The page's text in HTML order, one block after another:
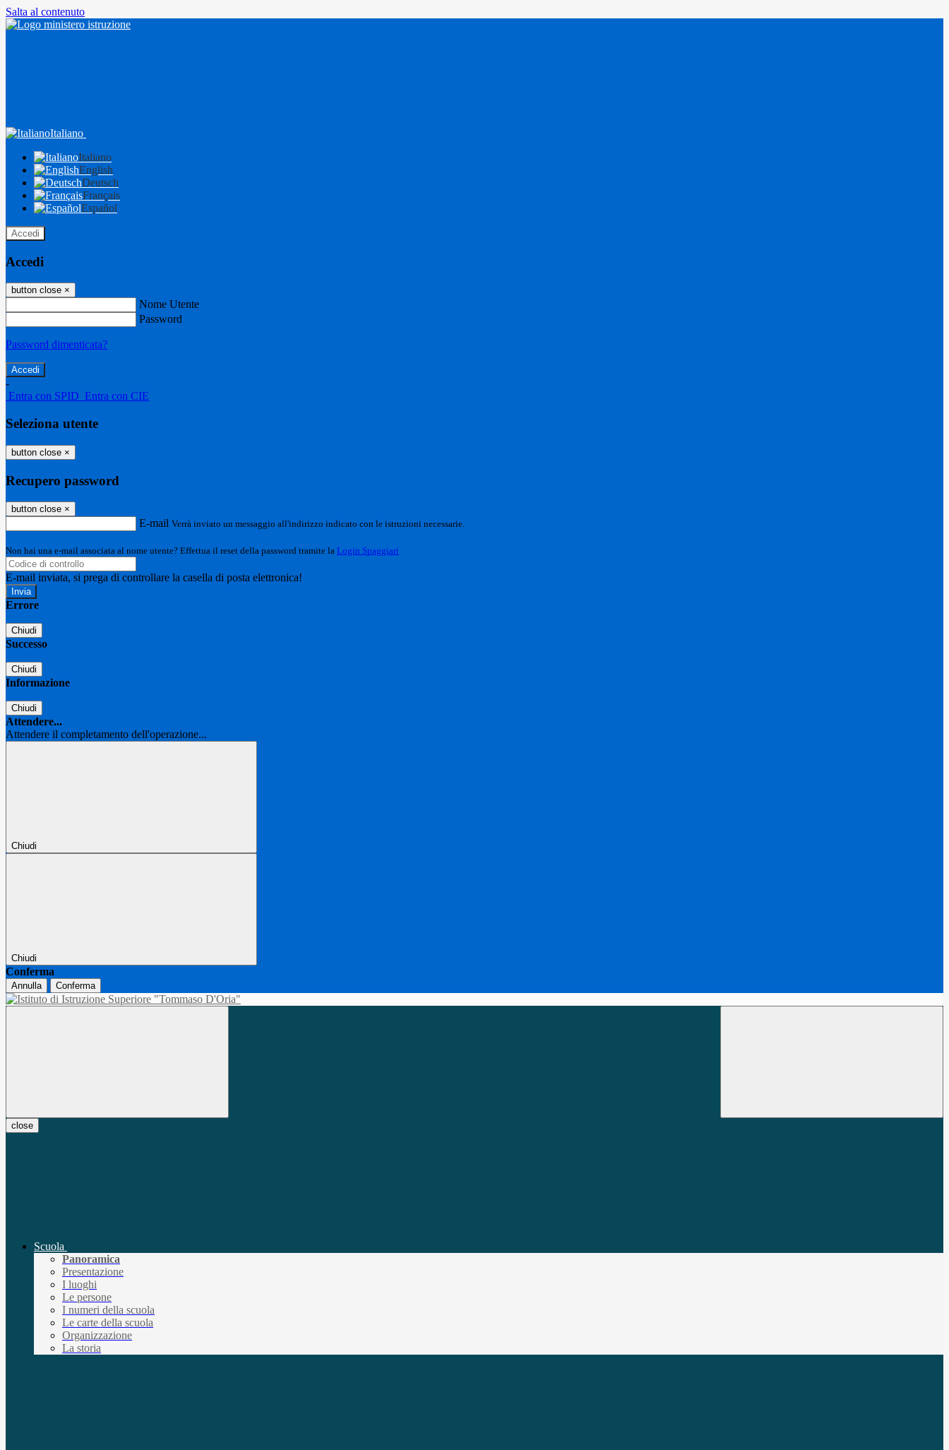
Salta al contenuto
Italiano
Italiano
English
Deutsch
Français
Español
Accedi
Accedi
button close ×
Nome Utente
Password
Password dimenticata?
-
Entra con SPID Entra con CIE
Seleziona utente
button close ×
Recupero password
button close ×
E-mail Verrà inviato un messaggio all'indirizzo indicato con le istruzioni necessarie.
Non hai una e-mail associata al nome utente? Effettua il reset della password tramite la Login Spaggiari
E-mail inviata, si prega di controllare la casella di posta elettronica!
Errore
Chiudi
Successo
Chiudi
Informazione
Chiudi
Attendere...
Attendere il completamento dell'operazione...
Chiudi
Chiudi
Conferma
Annulla Conferma
close
Scuola
Panoramica
Presentazione
I luoghi
Le persone
I numeri della scuola
Le carte della scuola
Organizzazione
La storia